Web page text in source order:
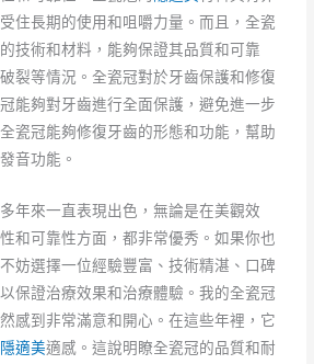
住長期的使用和咀嚼力量。而且，全瓷
技術和材料，能夠保證其品質和可靠
裂等情況。全瓷冠對於牙齒保護和修復
能夠對牙齒進行全面保護，避免進一步
瓷冠能夠修復牙齒的形態和功能，幫助
音功能。
年來一直表現出色，無論是在美觀效
和可靠性方面，都非常優秀。如果你也
妨選擇一位經驗豐富、技術精湛、口碑
保證治療效果和治療體驗。我的全瓷冠
感到非常滿意和開心。在這些年裡，它
隱適美適感。這說明瞭全瓷冠的品質和耐